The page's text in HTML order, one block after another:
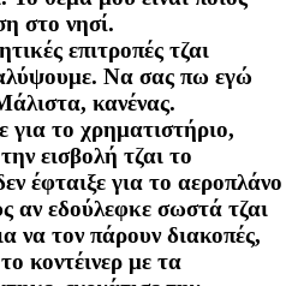
στο νησί.
επιτροπές τζαι
Να σας πω εγώ
κανένας.
για το χρηματιστήριο,
εισβολή τζαι το
έφταιξε για το αεροπλάνο
αν εδούλεφκε σωστά τζαι
να τον πάρουν διακοπές,
κοντέινερ με τα